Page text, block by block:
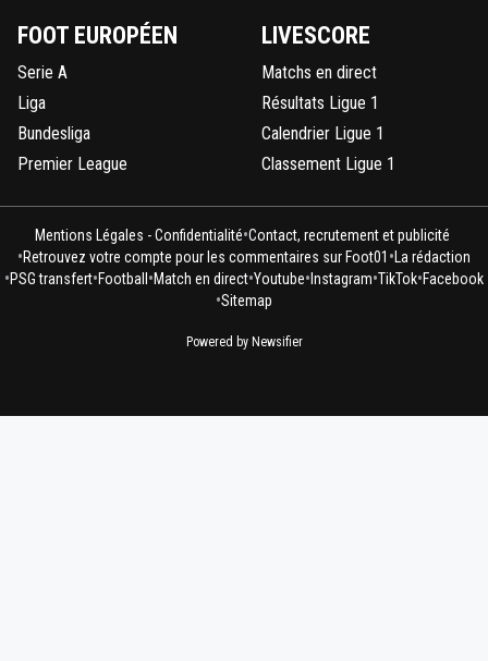
FOOT EUROPÉEN
Serie A
Liga
Bundesliga
Premier League
LIVESCORE
Matchs en direct
Résultats Ligue 1
Calendrier Ligue 1
Classement Ligue 1
Mentions Légales - Confidentialité•Contact, recrutement et publicité
•Retrouvez votre compte pour les commentaires sur Foot01 •La rédaction
•PSG transfert•Football •Match en direct•Youtube• Instagram•TikTok•Facebook
•Sitemap
Powered by Newsifier